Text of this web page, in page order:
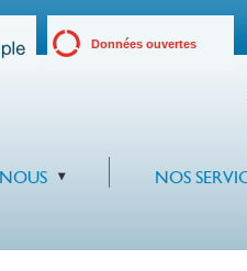
Données ouvertes
NOS